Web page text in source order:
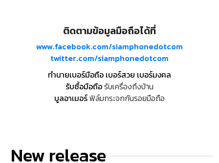
ติดตามข้อมูลมือถือได้ที่
www.facebook.com/siamphonedotcom
twitter.com/siamphonedotcom
ทำนายเบอร์มือถือ เบอร์สวย เบอร์มงคล
รับซื้อมือถือรับเครื่องถึงบ้าน
บูลอาเมอร์ฟิล์มกระจกกันรอยมือถือ
New release